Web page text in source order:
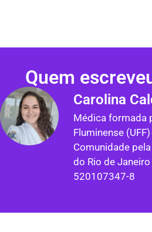
Quem
Carolina
Médica formada
Fluminense
Comunidade
do Rio de Janeiro
520107347-8